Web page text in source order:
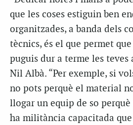
que les coses estiguin ben
organitzades, a banda dels
tècnics, és el que permet
puguis dur a terme les teves
Nil Albà. “Per exemple, si
no pots perquè el material
llogar un equip de so
ha militància capacitada